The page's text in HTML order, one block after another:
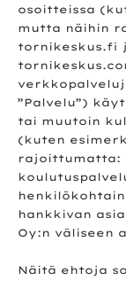
osoitteissa
mutta näihin
tornikeskus.fi
”Palvelu”)
tai muutoin
(kuten
rajoittumatta:
hankkivan
Oy:n väliseen
Näitä ehtoja